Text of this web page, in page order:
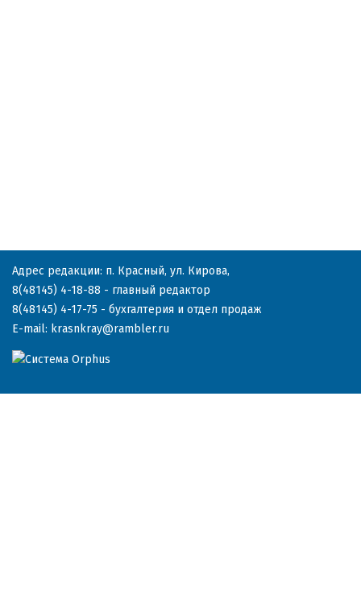
Адрес редакции: п. Красный, ул. Кирова,
8(48145) 4-18-88 - главный редактор
8(48145) 4-17-75 - бухгалтерия и отдел продаж
E-mail: krasnkray@rambler.ru